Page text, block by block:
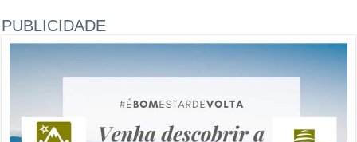
PUBLICIDADE